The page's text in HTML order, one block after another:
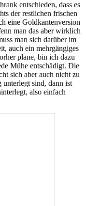
entschieden, dass es
der restlichen frischen
eine Goldkantenversion
man das aber wirklich
man sich darüber im
auch ein mehrgängiges
plane, bin ich dazu
Mühe entschädigt. Die
sich aber auch nicht zu
sind, dann ist
also einfach